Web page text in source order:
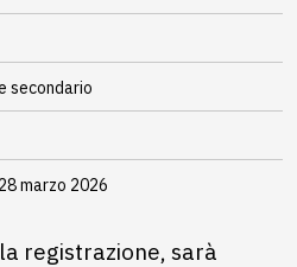
secondario
marzo 2026
registrazione, sarà